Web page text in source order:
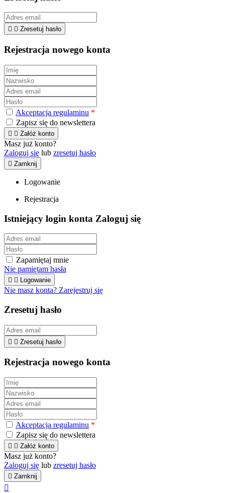
  Zresetuj hasło
Rejestracja nowego konta
Akceptacja regulaminu *
Zapisz się do newslettera
  Załóż konto
Masz już konto?
Zaloguj się lub zresetuj hasło
 Zamknij
Logowanie
Rejestracja
Istniejący login konta Zaloguj się
Zapamiętaj mnie
Nie pamiętam hasła
  Logowanie
Nie masz konta? Zarejestruj się
Zresetuj hasło
  Zresetuj hasło
Rejestracja nowego konta
Akceptacja regulaminu *
Zapisz się do newslettera
  Załóż konto
Masz już konto?
Zaloguj się lub zresetuj hasło
 Zamknij
